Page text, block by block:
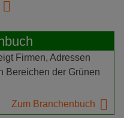
Firmen, Adressen
Bereichen der Grünen
Zum Branchenbuch